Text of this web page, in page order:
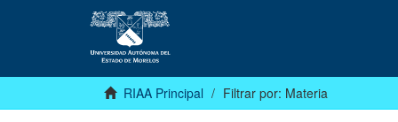
RIAA Principal Filtrar por: Materia